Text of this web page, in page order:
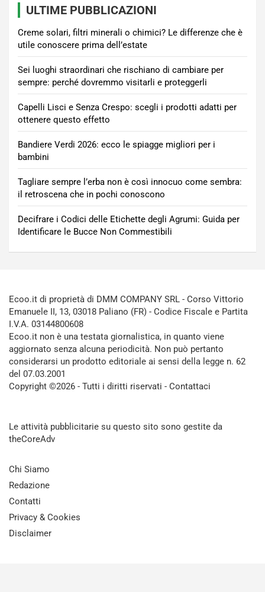
ULTIME PUBBLICAZIONI
Creme solari, filtri minerali o chimici? Le differenze che è
utile conoscere prima dell’estate
Sei luoghi straordinari che rischiano di cambiare per
sempre: perché dovremmo visitarli e proteggerli
Capelli Lisci e Senza Crespo: scegli i prodotti adatti per
ottenere questo effetto
Bandiere Verdi 2026: ecco le spiagge migliori per i
bambini
Tagliare sempre l’erba non è così innocuo come sembra:
il retroscena che in pochi conoscono
Decifrare i Codici delle Etichette degli Agrumi: Guida per
Identificare le Bucce Non Commestibili
Ecoo.it di proprietà di DMM COMPANY SRL - Corso Vittorio
Emanuele II, 13, 03018 Paliano (FR) - Codice Fiscale e Partita
I.V.A. 03144800608
Ecoo.it non è una testata giornalistica, in quanto viene
aggiornato senza alcuna periodicità. Non può pertanto
considerarsi un prodotto editoriale ai sensi della legge n. 62
del 07.03.2001
Copyright ©2026 - Tutti i diritti riservati - Contattaci
Le attività pubblicitarie su questo sito sono gestite da
theCoreAdv
Chi Siamo
Redazione
Contatti
Privacy & Cookies
Disclaimer